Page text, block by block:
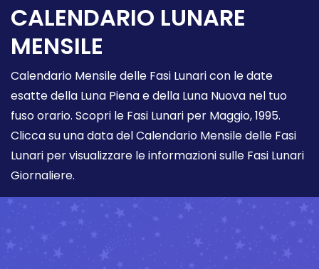
CALENDARIO LUNARE
MENSILE
Calendario Mensile delle Fasi Lunari con le date
esatte della Luna Piena e della Luna Nuova nel tuo
fuso orario. Scopri le Fasi Lunari per Maggio, 1995.
Clicca su una data del Calendario Mensile delle Fasi
Lunari per visualizzare le informazioni sulle Fasi Lunari
Giornaliere.